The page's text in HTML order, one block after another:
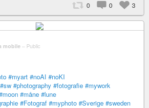
0 0 3
mobile– Public
#myart #noAI #noKI
#sw #photography #fotografie #mywork
#måne #lune
#Fotograf #myphoto #Sverige #sweden